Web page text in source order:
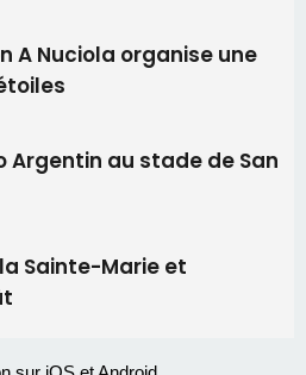
A Nuciola organise une
Argentin au stade de San
Sainte-Marie et